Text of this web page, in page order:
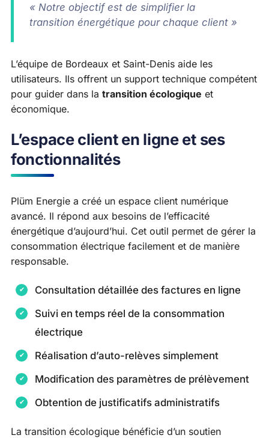
« Notre objectif est de simplifier la
transition énergétique pour chaque client »
L’équipe de Bordeaux et Saint-Denis aide les
utilisateurs. Ils offrent un support technique compétent
pour guider dans la transition écologique et
économique.
L’espace client en ligne et ses
fonctionnalités
Plüm Energie a créé un espace client numérique
avancé. Il répond aux besoins de l’efficacité
énergétique d’aujourd’hui. Cet outil permet de gérer la
consommation électrique facilement et de manière
responsable.
Consultation détaillée des factures en ligne
Suivi en temps réel de la consommation
électrique
Réalisation d’auto-relèves simplement
Modification des paramètres de prélèvement
Obtention de justificatifs administratifs
La transition écologique bénéficie d’un soutien